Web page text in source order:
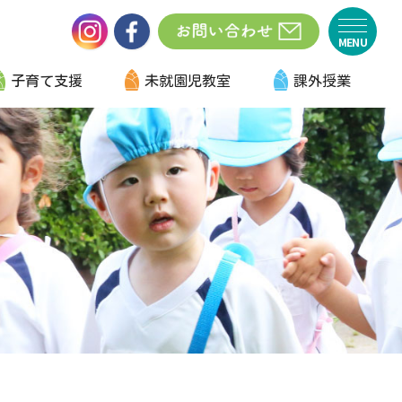
子育て支援 未就園児教室 課外授業